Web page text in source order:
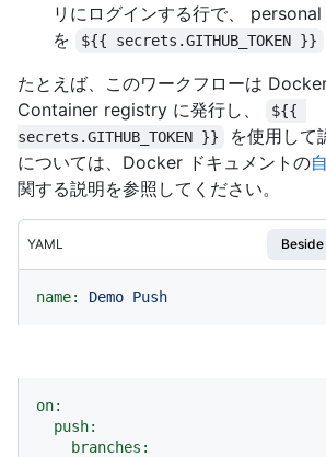
リにログインする行で、
を
${{ secrets.GITHUB_TOKEN }}
たとえば、このワークフローは
Container registry に発行し、
${{
secrets.GITHUB_TOKEN }}
を使用して
については、Docker ドキュメントの
関する説明を参照してください。
YAML Beside
name: Demo Push
on:
push:
branches: